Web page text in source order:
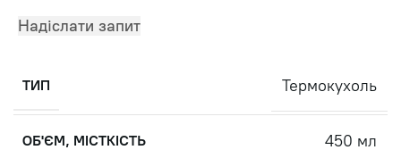
Надіслати запит
ТИП Термокухоль
ОБ'ЄМ, МІСТКІСТЬ 450 мл